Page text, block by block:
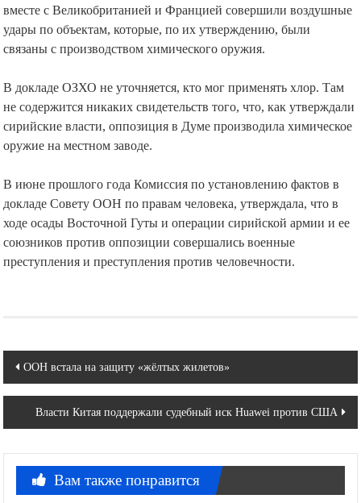
вместе с Великобританией и Францией совершили воздушные
удары по объектам, которые, по их утверждению, были
связаны с производством химического оружия.
В докладе ОЗХО не уточняется, кто мог применять хлор. Там
не содержится никаких свидетельств того, что, как утверждали
сирийские власти, оппозиция в Думе производила химическое
оружие на местном заводе.
В июне прошлого года Комиссия по установлению фактов в
докладе Совету ООН по правам человека, утверждала, что в
ходе осады Восточной Гуты и операции сирийской армии и ее
союзников против оппозиции совершались военные
преступления и преступления против человечности.
Навигация
по
записям
ООН встала на защиту «жёлтых жилетов»
Власти Китая поддержали судебный иск Huawei против США
Вам также понравится